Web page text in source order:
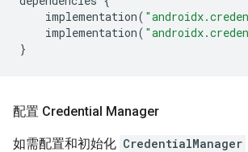
implementation(
implementation(
}
配置 Credential Manager
如需配置和初始化 CredentialManager